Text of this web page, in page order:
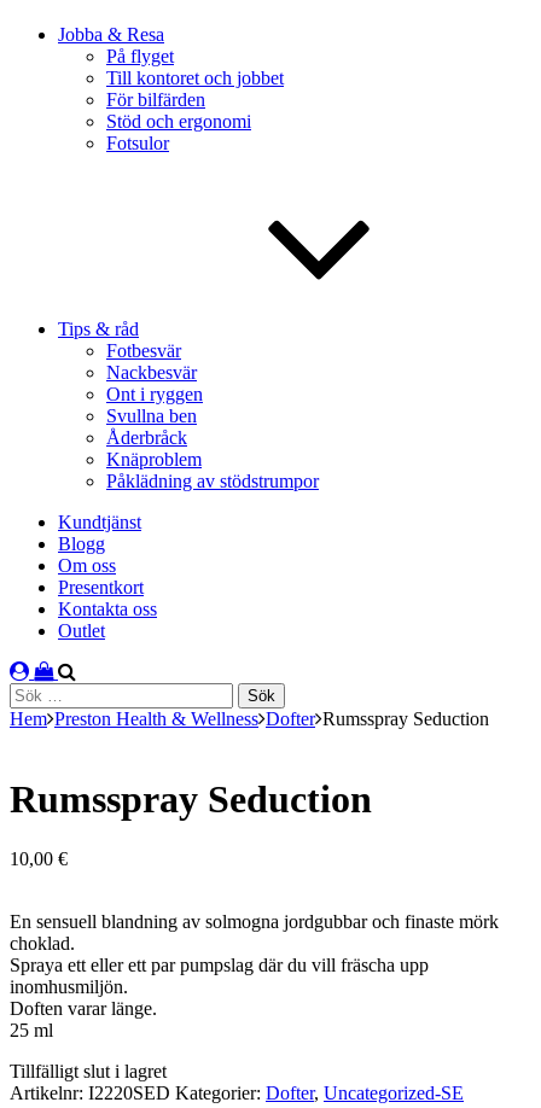
Jobba & Resa
På flyget
Till kontoret och jobbet
För bilfärden
Stöd och ergonomi
Fotsulor
Tips & råd
Fotbesvär
Nackbesvär
Ont i ryggen
Svullna ben
Åderbråck
Knäproblem
Påklädning av stödstrumpor
Kundtjänst
Blogg
Om oss
Presentkort
Kontakta oss
Outlet
Sök
efter:
Hem Preston Health & Wellness Dofter Rumsspray Seduction
Rumsspray Seduction
10,00 €
En sensuell blandning av solmogna jordgubbar och finaste mörk
choklad.
Spraya ett eller ett par pumpslag där du vill fräscha upp
inomhusmiljön.
Doften varar länge.
25 ml
lager
saldo
Tillfälligt slut i lagret
Artikelnr: I2220SED Kategorier: Dofter, Uncategorized-SE